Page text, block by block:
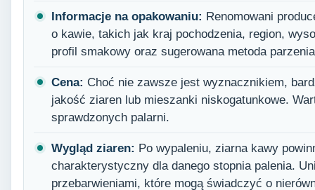
Informacje na opakowaniu: Renomowani
o kawie, takich jak kraj pochodzenia, region,
profil smakowy oraz sugerowana metoda
Cena: Choć nie zawsze jest wyznacznikiem,
jakość ziaren lub mieszanki niskogatunkowe.
sprawdzonych palarni.
Wygląd ziaren: Po wypaleniu, ziarna kawy
charakterystyczny dla danego stopnia palenia.
przebarwieniami, które mogą świadczyć o